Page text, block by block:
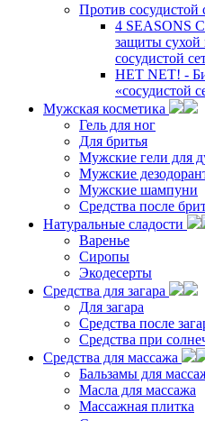
Против сосудистой
4 SEASONS
защиты сухой
сосудистой
НЕТ NET! -
«сосудистой
Мужская косметика
Гель для ног
Для бритья
Мужские гели для
Мужские
Мужские шампуни
Средства после
Натуральные сладости
Варенье
Сиропы
Экодесерты
Средства для загара
Для загара
Средства после
Средства при
Средства для массажа
Бальзамы для
Масла для массажа
Массажная плитка